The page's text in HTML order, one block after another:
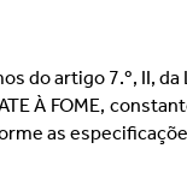
do artigo 7.º, II,
À FOME,
as